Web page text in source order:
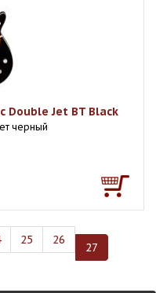
Double Jet BT Black
черный
25 26
27